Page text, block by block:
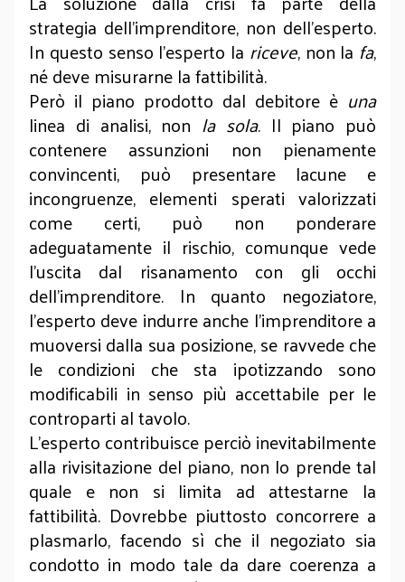
strategia dell’imprenditore, non dell’esperto.
In questo senso l’esperto la riceve, non la fa,
né deve misurarne la fattibilità.
Però il piano prodotto dal debitore è una
linea di analisi, non la sola. Il piano può
contenere assunzioni non pienamente
convincenti, può presentare lacune e
incongruenze, elementi sperati valorizzati
come certi, può non ponderare
adeguatamente il rischio, comunque vede
l’uscita dal risanamento con gli occhi
dell’imprenditore. In quanto negoziatore,
l’esperto deve indurre anche l’imprenditore a
muoversi dalla sua posizione, se ravvede che
le condizioni che sta ipotizzando sono
modificabili in senso più accettabile per le
controparti al tavolo.
L’esperto contribuisce perciò inevitabilmente
alla rivisitazione del piano, non lo prende tal
quale e non si limita ad attestarne la
fattibilità. Dovrebbe piuttosto concorrere a
plasmarlo, facendo sì che il negoziato sia
condotto in modo tale da dare coerenza a